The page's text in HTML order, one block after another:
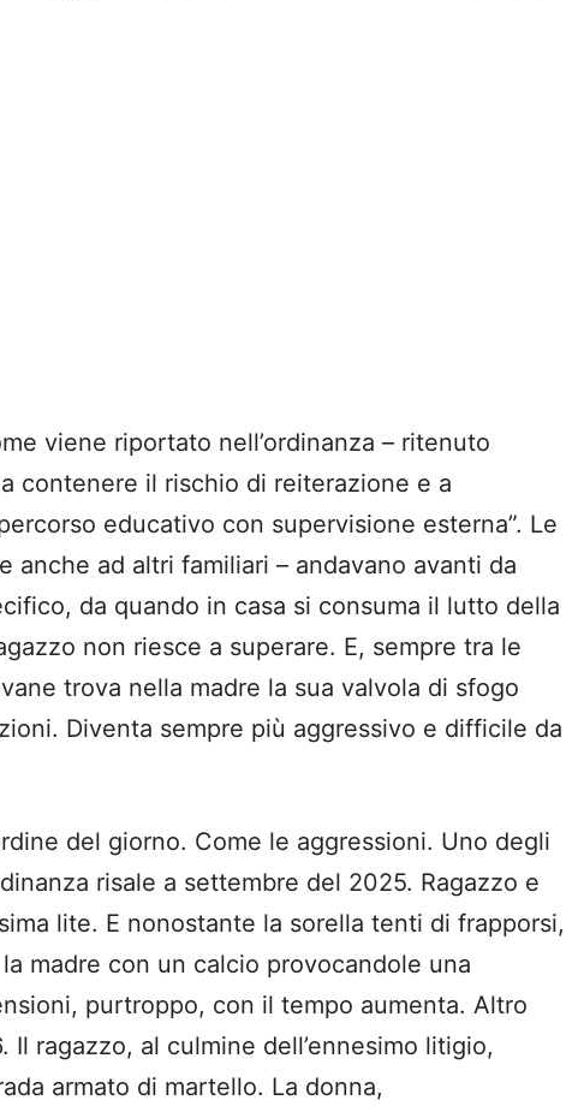
viene riportato nell’ordinanza – ritenuto
contenere il rischio di reiterazione e a
educativo con supervisione esterna”. Le
anche ad altri familiari – andavano avanti da
da quando in casa si consuma il lutto della
non riesce a superare. E, sempre tra le
trova nella madre la sua valvola di sfogo
Diventa sempre più aggressivo e difficile da
del giorno. Come le aggressioni. Uno degli
risale a settembre del 2025. Ragazzo e
lite. E nonostante la sorella tenti di frapporsi,
madre con un calcio provocandole una
purtroppo, con il tempo aumenta. Altro
Il ragazzo, al culmine dell’ennesimo litigio,
armato di martello. La donna,